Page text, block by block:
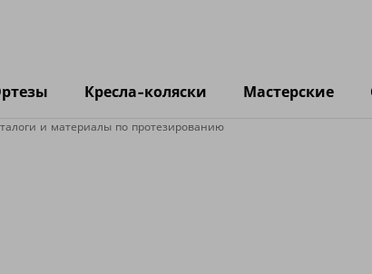
Кресла-коляски Мастерские
и материалы по протезированию